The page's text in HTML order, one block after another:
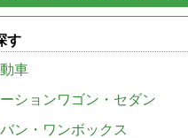
す
車
ションワゴン・セダン
ン・ワンボックス